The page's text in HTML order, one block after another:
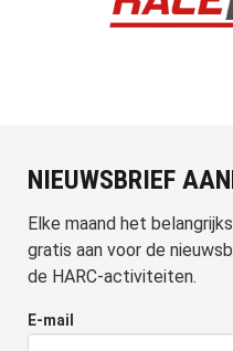
NIEUWSBRIEF
Elke maand het
gratis aan voor de
de HARC-activiteiten.
E-mail